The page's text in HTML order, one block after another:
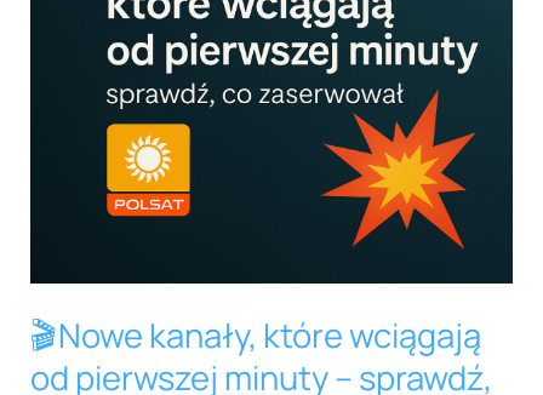
🎬Nowe kanały, które wciągają
od pierwszej minuty – sprawdź,
pierwszej
zaserwował
💥